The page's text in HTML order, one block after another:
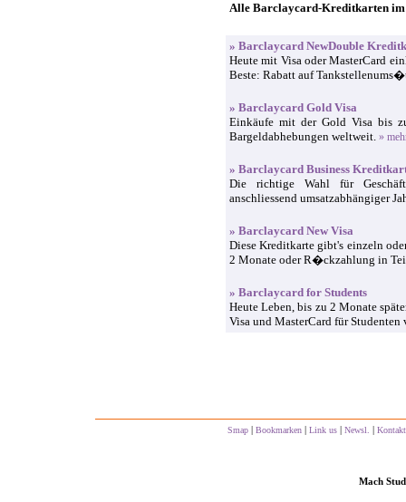
Alle Barclaycard-Kreditkarten
» Barclaycard NewDouble
Heute mit Visa oder MasterCard
Beste: Rabatt auf
» Barclaycard Gold Visa
Einkäufe mit der Gold Visa bis
Bargeldabhebungen weltweit. »
» Barclaycard Business
Die richtige Wahl für
anschliessend umsatzabhängiger
» Barclaycard New Visa
Diese Kreditkarte gibt's einzeln
2 Monate oder R�ckzahlung in
» Barclaycard for Students
Heute Leben, bis zu 2 Monate
Visa und MasterCard für
Smap | Bookmarken | Link us | Newsl. | Kontakt
Mach